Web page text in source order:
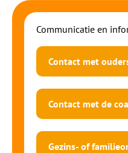
Communicatie en
Contact met
Contact met de
Gezins- of